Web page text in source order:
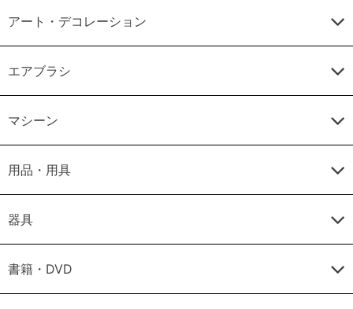
アート・デコレーション
エアブラシ
マシーン
用品・用具
器具
書籍・DVD